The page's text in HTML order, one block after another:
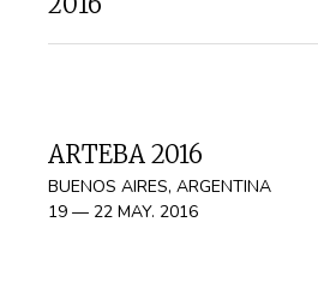
ARTEBA 2016
BUENOS AIRES, ARGENTINA
19 — 22 MAY. 2016